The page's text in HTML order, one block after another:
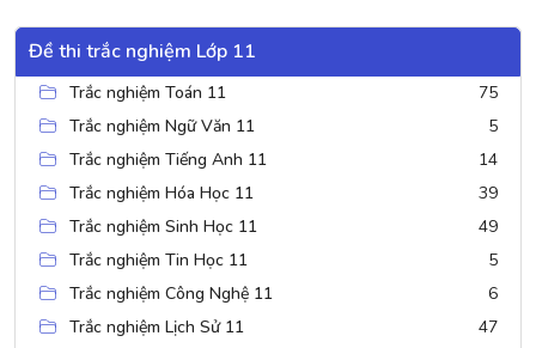
Đề thi trắc nghiệm Lớp 11
Trắc nghiệm Toán 11
75
Trắc nghiệm Ngữ Văn 11
5
Trắc nghiệm Tiếng Anh 11
14
Trắc nghiệm Hóa Học 11
39
Trắc nghiệm Sinh Học 11
49
Trắc nghiệm Tin Học 11
5
Trắc nghiệm Công Nghệ 11
6
Trắc nghiệm Lịch Sử 11
47